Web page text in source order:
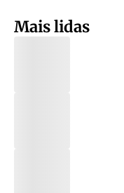
Mais lidas